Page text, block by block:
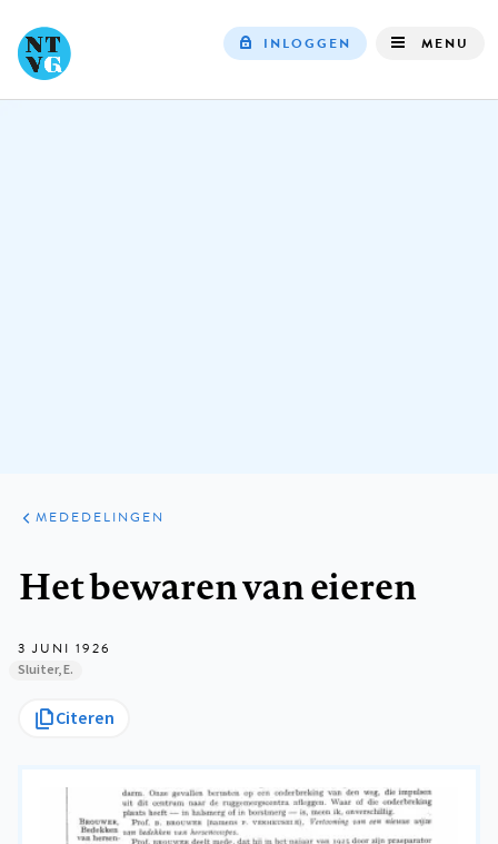
INLOGGEN MENU
ARTIKELEN
VARIA
MEDEDELINGEN
Het bewaren van eieren
3 JUNI 1926
Sluiter, E.
Citeren